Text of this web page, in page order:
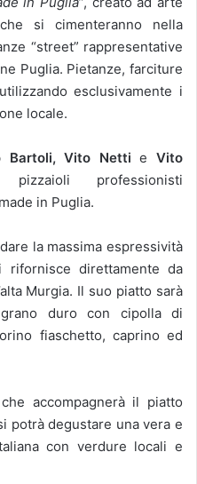
si cimenteranno nella
“street” rappresentative
Puglia. Pietanze, farciture
esclusivamente i
locale.
Bartoli, Vito Nettie Vito
pizzaioli professionisti
in Puglia.
la massima espressività
direttamente da
Murgia. Il suo piatto sarà
duro con cipolla di
fiaschetto, caprino ed
accompagnerà il piatto
potrà degustare una vera e
con verdure locali e